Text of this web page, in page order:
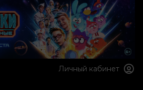
Личный кабинет